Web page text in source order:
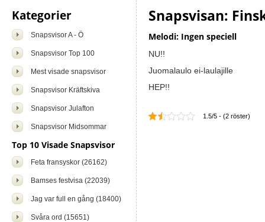
Kategorier
Snapsvisor A - Ö
Snapsvisor Top 100
Mest visade snapsvisor
Snapsvisor Kräftskiva
Snapsvisor Julafton
Snapsvisor Midsommar
Top 10 Visade Snapsvisor
Feta fransyskor (26162)
Bamses festvisa (22039)
Jag var full en gång (18400)
Svåra ord (15651)
Snapsvisan:
Melodi: Ingen speciell
NU!!
Juomalaulo ei-laulajille
HEP!!
1.5/5 - (2 röster)